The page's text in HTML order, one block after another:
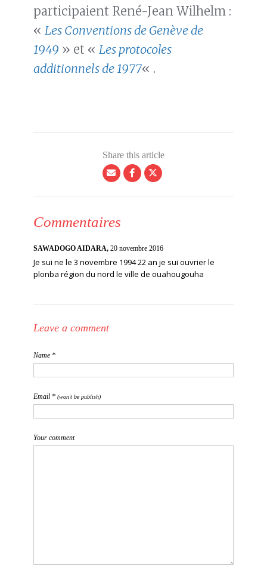
participaient René-Jean Wilhelm :
« Les Conventions de Genève de
1949 » et « Les protocoles
additionnels de 1977« .
Share this article
Commentaires
SAWADOGO AIDARA, 20 novembre 2016
Je sui ne le 3 novembre 1994 22 an je sui ouvrier le
plonba région du nord le ville de ouahougouha
Leave a comment
Name *
Email * (won't be publish)
Your comment